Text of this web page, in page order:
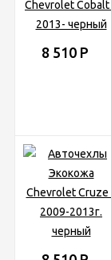
8 510 Р